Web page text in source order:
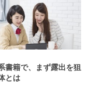
書籍で、まず露出を狙
とは